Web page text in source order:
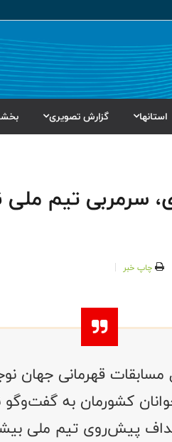
استانها گزارش تصویری
سرمربی تیم
چاپ خبر
کشورمان به گفت‌وگو
پیش‌روی تیم ملی